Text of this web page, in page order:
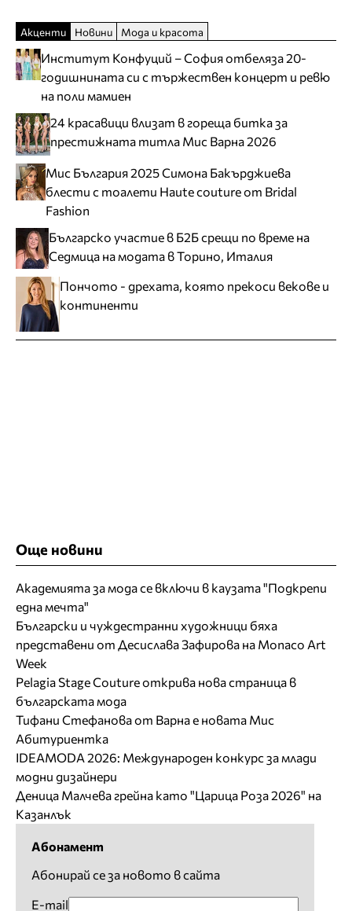
Акценти Новини Мода и красота
Институт Конфуций – София отбеляза 20-
годишнината си с тържествен концерт и ревю
на поли мамиен
24 красавици влизат в гореща битка за
престижната титла Мис Варна 2026
Мис България 2025 Симона Бакърджиева
блести с тоалети Haute couture от Bridal
Fashion
Българско участие в Б2Б срещи по време на
Седмица на модата в Торино, Италия
Пончото - дрехата, която прекоси векове и
континенти
Още новини
Академията за мода се включи в каузата "Подкрепи
една мечта"
Български и чуждестранни художници бяха
представени от Десислава Зафирова на Monaco Art
Week
Pelagia Stage Couture открива нова страница в
българската мода
Тифани Стефанова от Варна е новата Мис
Абитуриентка
IDEAMODA 2026: Международен конкурс за млади
модни дизайнери
Деница Малчева грейна като "Царица Роза 2026" на
Казанлък
Абонамент
Абонирай се за новото в сайта
E-mail